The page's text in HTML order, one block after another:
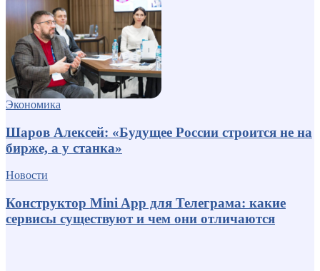
Экономика
Шаров Алексей: «Будущее России строится не на
бирже, а у станка»
Новости
Конструктор Mini App для Телеграма: какие
сервисы существуют и чем они отличаются